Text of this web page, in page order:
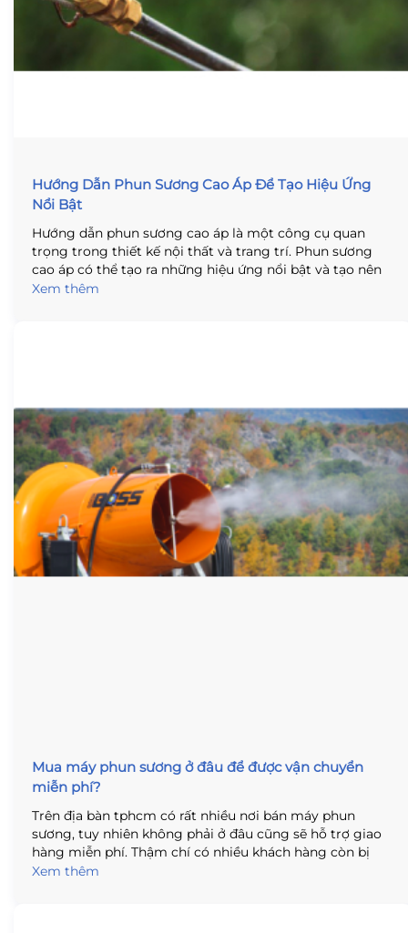
Hướng Dẫn Phun Sương Cao Áp Để Tạo Hiệu Ứng
Nổi Bật
Hướng dẫn phun sương cao áp là một công cụ quan
trọng trong thiết kế nội thất và trang trí. Phun sương
cao áp có thể tạo ra những hiệu ứng nổi bật và tạo nên
một không gian sống thú vị. Bài viết này sẽ hướng dẫn
Xem thêm
Mua máy phun sương ở đâu để được vận chuyển
miễn phí?
Trên địa bàn tphcm có rất nhiều nơi bán máy phun
sương, tuy nhiên không phải ở đâu cũng sẽ hỗ trợ giao
hàng miễn phí. Thậm chí có nhiều khách hàng còn bị
bên bán tính thêm phí vận chuyển, từ đó mà gây tốn
Xem thêm